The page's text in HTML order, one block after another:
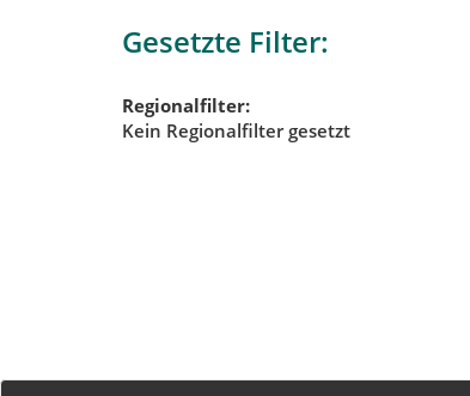
Gesetzte Filter:
Regionalfilter:
Kein Regionalfilter gesetzt